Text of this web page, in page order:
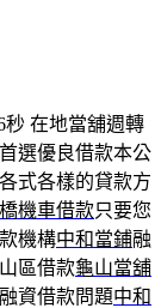
秒 在地當舖週轉
選優良借款本公
式各樣的貸款方
機車借款只要您
機構中和當鋪融
區借款龜山當舖
資借款問題中和